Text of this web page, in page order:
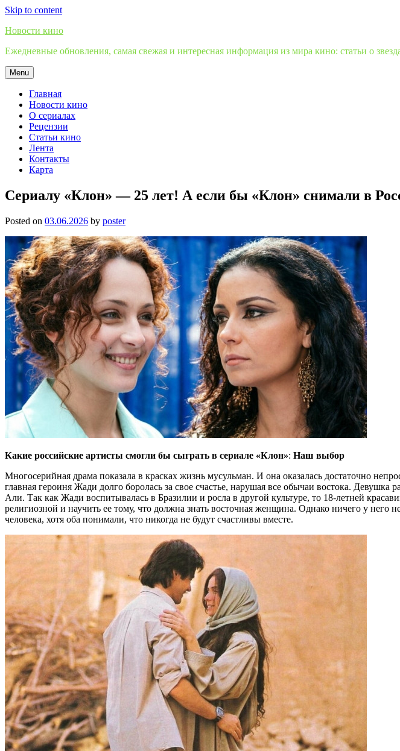
Skip to content
Новости кино
Ежедневные обновления, самая свежая и интересная информация из мира кино: статьи о
Menu
Главная
Новости кино
О сериалах
Рецензии
Статьи кино
Лента
Контакты
Карта
Сериалу «Клон» — 25 лет! А если бы «Клон» снимали в
Posted on 03.06.2026 by poster
Какие российские артисты смогли бы сыграть в сериале «Клон»: Наш выбор
Многосерийная драма показала в красках жизнь мусульман. И она оказалась достаточно
главная героиня Жади долго боролась за свое счастье, нарушая все обычаи востока.
Али. Так как Жади воспитывалась в Бразилии и росла в другой культуре, то 18-летней
религиозной и научить ее тому, что должна знать восточная женщина. Однако ничего у
человека, хотя оба понимали, что никогда не будут счастливы вместе.